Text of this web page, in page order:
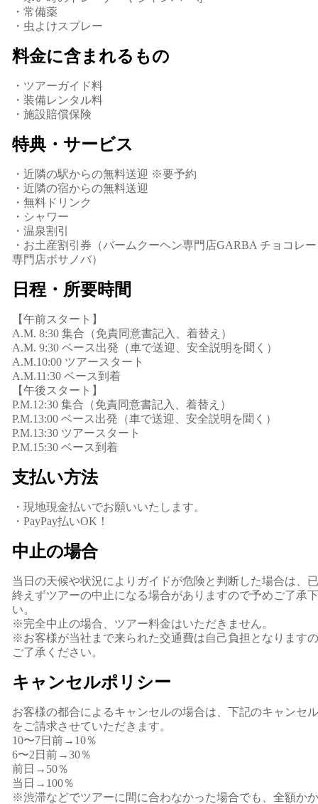
・常備薬
・虫よけスプレー
料金に含まれるもの
・ツアーガイド料
・装備レンタル料
・施設賠償保険
特典・サービス
・近隣の駅からの無料送迎 ※要予約
・近隣の宿からの無料送迎
・無料ドリンク
・シャワー
・温泉割引
・お土産割引券（バームクーヘン専門店GARBA チョコレ
専門店ボサノバ）
日程・所要時間
【午前スタート】
A.M. 8:30 集合（免責同意書記入、着替え）
A.M. 9:30 ベース出発（車で送迎、安全説明を聞く）
A.M.10:00 ツアースタート
A.M.11:30 ベース到着
【午後スタート】
P.M.12:30 集合（免責同意書記入、着替え）
P.M.13:00 ベース出発（車で送迎、安全説明を聞く）
P.M.13:30 ツアースタート
P.M.15:30 ベース到着
支払い方法
・現地現金払いでお願いいたします。
・PayPay払いOK！
中止の場合
当日の天候や状況によりガイドが危険と判断した場合は、
終えずツアーの中止になる場合がありますので予めご了承
い。
※完全中止の場合、ツアー料金はいただきません。
※お客様が当社まで来られた交通費は自己負担となります
ご了承ください。
キャンセルポリシー
お客様の都合によるキャンセルの場合は、下記のキャンセ
をご請求させていただきます。
10〜7日前→10％
6〜2日前→30％
前日→50％
当日→100％
※渋滞などでツアーに間に合わなかった場合でも、全額か